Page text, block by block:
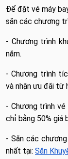
Để đặt vé máy
săn các chương
- Chương trình
năm.
- Chương trình
và nhận ưu đãi từ
- Chương trình vé
chỉ bằng 50% giá
- Săn các
nhất tại: Săn